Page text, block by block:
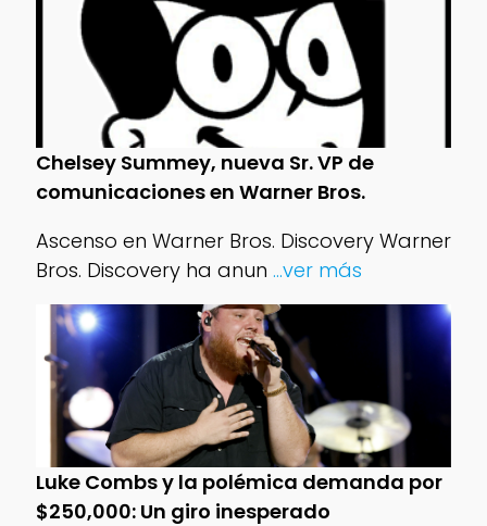
Chelsey Summey, nueva Sr. VP de
comunicaciones en Warner Bros.
Ascenso en Warner Bros. Discovery Warner
Bros. Discovery ha anun ...ver más
Luke Combs y la polémica demanda por
$250,000: Un giro inesperado